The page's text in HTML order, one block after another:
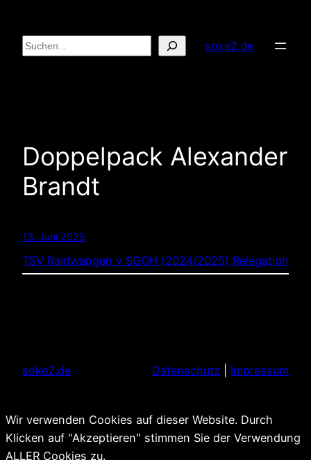
Inhalt
springen
Suchen soke2.de
Doppelpack Alexander
Brandt
13. Juni 2025
TSV Raidwangen v SGOH (2024/2025) Relegation
soke2.de Datenschutz Impressum
Wir verwenden Cookies auf dieser Website. Durch
Klicken auf "Akzeptieren" stimmen Sie der Verwendung
ALLER Cookies zu.